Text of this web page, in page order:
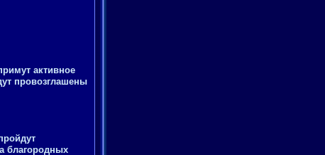
активное
провозглашены
благородных